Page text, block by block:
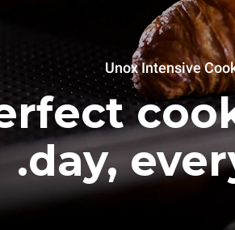
Unox Intensive
day,